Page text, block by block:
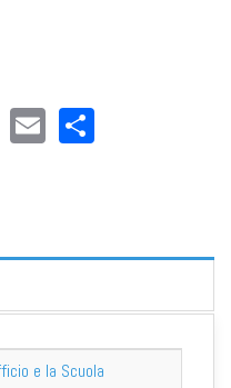
LinkedIn
Email
e la Scuola